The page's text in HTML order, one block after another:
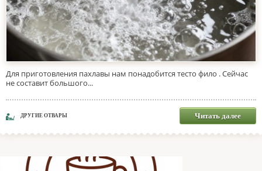
Для приготовления пахлавы нам понадобится тесто фило . Сейчас
не составит большого...
ДРУГИЕ ОТВАРЫ Читать далее